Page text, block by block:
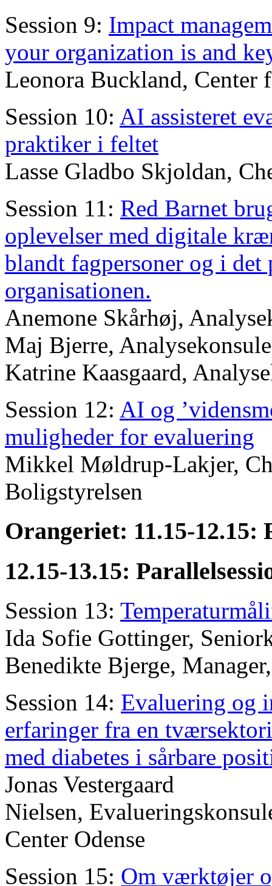
Session 9: Impact
your organization is and
Leonora Buckland, Center
Session 10: AI assisteret
praktiker i feltet
Lasse Gladbo Skjoldan,
Session 11: Red Barnet
oplevelser med digitale
blandt fagpersoner og i
organisationen.
Anemone Skårhøj,
Maj Bjerre,
Katrine Kaasgaard,
Session 12: AI og
muligheder for evaluering
Mikkel Møldrup-Lakjer,
Boligstyrelsen
Orangeriet: 11.15-12.15:
12.15-13.15:
Session 13:
Ida Sofie Gottinger,
Benedikte Bjerge,
Session 14: Evaluering og
erfaringer fra en
med diabetes i sårbare
Jonas Vestergaard
Nielsen,
Center Odense
Session 15: Om værktøjer